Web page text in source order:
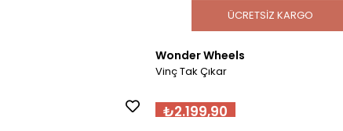
Wonder Wheels
Vinç Tak Çıkar
₺2.199,90
ÜCRETSIZ KARGO